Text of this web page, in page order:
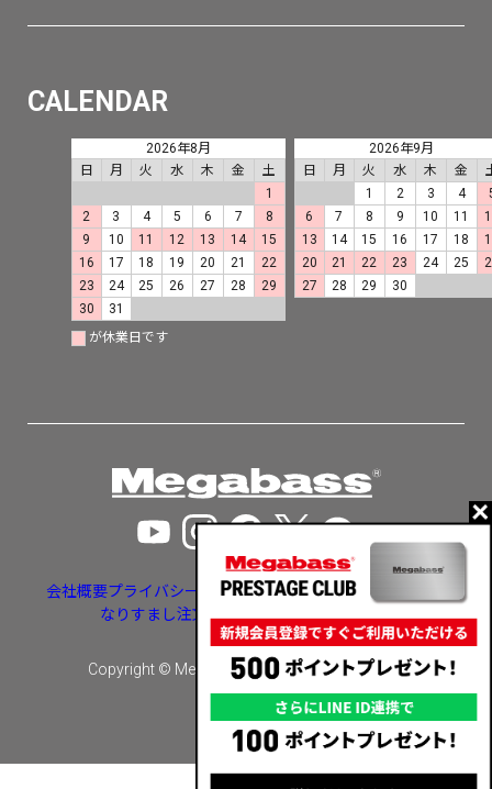
CALENDAR
2026年8月
日
月 火 水 木 金
土
1
2
3 4 5 6 7
8
9
10 11 12 13 14
15
16
17 18 19 20 21
22
23
24 25 26 27 28
29
30
31
2026年9月
日
月 火 水 木 金
1
2 3 4
6
7 8 9 10 11
13
14 15 16 17 18
20
21 22 23 24 25
27
28 29 30
が休業日です
会社概要プライバシーポリシー特定商取引法に基づく表示
なりすまし注文・いたずら注文等への対応
Copyright © Megabass inc. All rights reserved.